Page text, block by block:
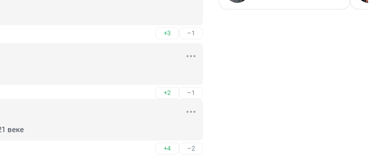
+3 –1
+2 –1
веке
+4 –2